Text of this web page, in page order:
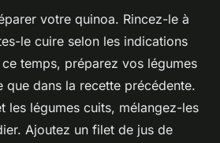
votre quinoa. Rincez-le à
le cuire selon les indications
temps, préparez vos légumes
que dans la recette précédente.
les légumes cuits, mélangez-les
Ajoutez un filet de jus de